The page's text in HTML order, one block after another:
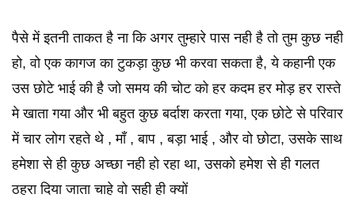
पैसे में इतनी ताकत है ना कि अगर तुम्हारे पास नही है तो तुम कुछ नही
हो, वो एक कागज का टुकड़ा कुछ भी करवा सकता है, ये कहानी एक
उस छोटे भाई की है जो समय की चोट को हर कदम हर मोड़ हर रास्ते
मे खाता गया और भी बहुत कुछ बर्दाश करता गया, एक छोटे से परिवार
में चार लोग रहते थे , माँ , बाप , बड़ा भाई , और वो छोटा, उसके साथ
हमेशा से ही कुछ अच्छा नही हो रहा था, उसको हमेश से ही गलत
ठहरा दिया जाता चाहे वो सही ही क्यों